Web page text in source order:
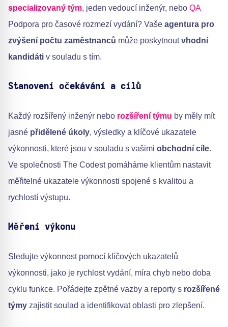
specializovaný tým, jeden vedoucí inženýr, nebo QA
Podpora pro časové rozmezí vydání? Vaše agentura pro
zvýšení počtu zaměstnanců může poskytnoutvhodní
kandidáti v souladu s tím.
Stanovení očekávání a cílů
Každý rozšířený inženýr nebo rozšíření týmu by měly mít
jasné přidělené úkoly, výsledky a klíčové ukazatele
výkonnosti, které jsou v souladu s vašimi obchodní cíle.
Ve společnosti The Codest pomáháme klientům nastavit
měřitelné ukazatele výkonnosti spojené s kvalitou a
rychlostí výstupu.
Měření výkonu
Sledujte výkonnost pomocí klíčových ukazatelů
výkonnosti, jako je rychlost vydání, míra chyb nebo doba
cyklu funkce. Pořádejte zpětné vazby a reporty s rozšířené
týmy zajistit soulad a identifikovat oblasti pro zlepšení.